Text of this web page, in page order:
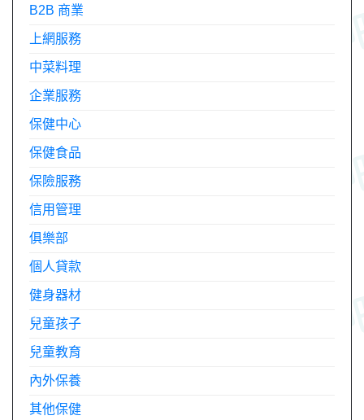
B2B 商業
上網服務
中菜料理
企業服務
保健中心
保健食品
保險服務
信用管理
俱樂部
個人貸款
健身器材
兒童孩子
兒童教育
內外保養
其他保健